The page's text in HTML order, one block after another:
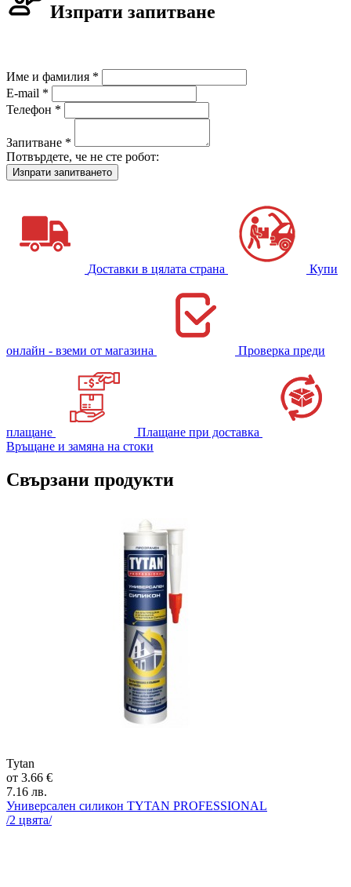
Изпрати запитване
Име и фамилия *
E-mail *
Телефон *
Запитване *
Потвърдете, че не сте робот:
Доставки в цялата страна Купи
онлайн - вземи от магазина Проверка преди
плащане
Плащане при доставка
Връщане и замяна на стоки
Свързани продукти
Tytan
от 3.66 €
7.16 лв.
Универсален силикон TYTAN PROFESSIONAL
/2 цвята/